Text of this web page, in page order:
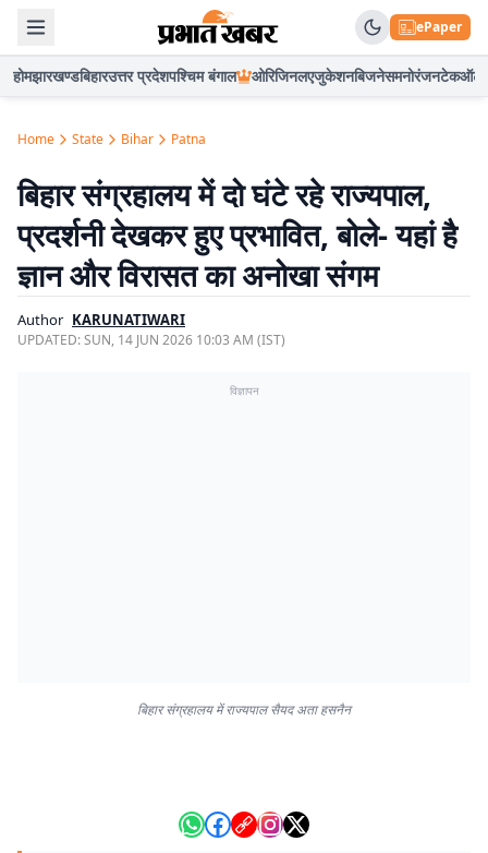
ePaper
होमझारखण्डबिहारउत्तर प्रदेशपश्चिम बंगाल ओरिजिनलएजुकेशनबिजनेसमनोरंजनटेकऑटो
Home State Bihar Patna
बिहार संग्रहालय में दो घंटे रहे राज्यपाल,
प्रदर्शनी देखकर हुए प्रभावित, बोले- यहां है
ज्ञान और विरासत का अनोखा संगम
Author KARUNATIWARI
UPDATED:SUN, 14 JUN 2026 10:03 AM (IST)
विज्ञापन
बिहार संग्रहालय में राज्यपाल सैयद अता हसनैन